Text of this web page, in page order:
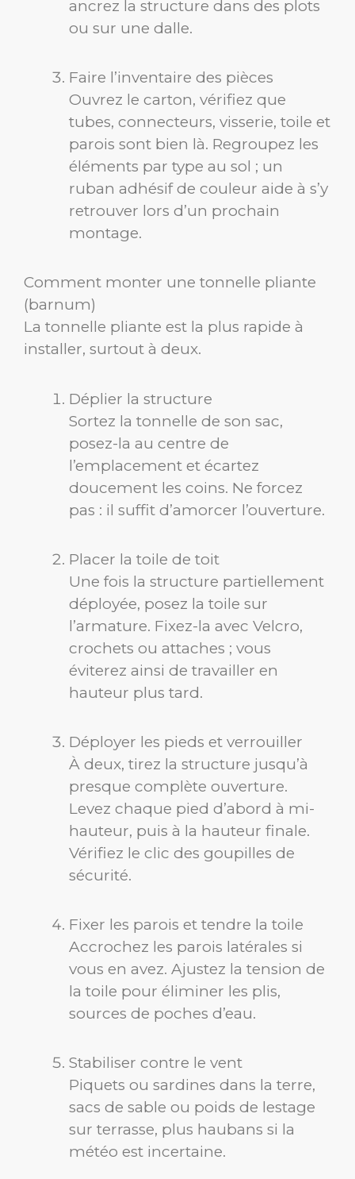
ancrez la structure dans des plots
ou sur une dalle.
Faire l’inventaire des pièces
Ouvrez le carton, vérifiez que
tubes, connecteurs, visserie, toile et
parois sont bien là. Regroupez les
éléments par type au sol ; un
ruban adhésif de couleur aide à s’y
retrouver lors d’un prochain
montage.
Comment monter une tonnelle pliante
(barnum)
La tonnelle pliante est la plus rapide à
installer, surtout à deux.
Déplier la structure
Sortez la tonnelle de son sac,
posez-la au centre de
l’emplacement et écartez
doucement les coins. Ne forcez
pas : il suffit d’amorcer l’ouverture.
Placer la toile de toit
Une fois la structure partiellement
déployée, posez la toile sur
l’armature. Fixez-la avec Velcro,
crochets ou attaches ; vous
éviterez ainsi de travailler en
hauteur plus tard.
Déployer les pieds et verrouiller
À deux, tirez la structure jusqu’à
presque complète ouverture.
Levez chaque pied d’abord à mi-
hauteur, puis à la hauteur finale.
Vérifiez le clic des goupilles de
sécurité.
Fixer les parois et tendre la toile
Accrochez les parois latérales si
vous en avez. Ajustez la tension de
la toile pour éliminer les plis,
sources de poches d’eau.
Stabiliser contre le vent
Piquets ou sardines dans la terre,
sacs de sable ou poids de lestage
sur terrasse, plus haubans si la
météo est incertaine.